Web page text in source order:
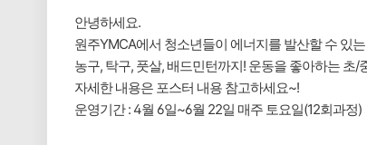
안녕하세요.
원주YMCA에서 청소년들이 에너지를 발산할 수 있
농구, 탁구, 풋살, 배드민턴까지! 운동을 좋아하는
자세한 내용은 포스터 내용 참고하세요~!
운영기간 : 4월 6일~6월 22일 매주 토요일(12회과정)